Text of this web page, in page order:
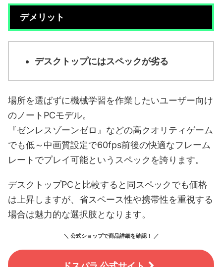
デメリット
デスクトップにはスペックが劣る
場所を選ばずに機械学習を作業したいユーザー向け
のノートPCモデル。
『ゼンレスゾーンゼロ』などの高クオリティゲーム
でも低～中画質設定で60fps前後の快適なフレーム
レートでプレイ可能というスペックを誇ります。
デスクトップPCと比較すると同スペックでも価格
は上昇しますが、省スペース性や携帯性を重視する
場合は魅力的な選択肢となります。
＼ 公式ショップで商品詳細を確認！ ／